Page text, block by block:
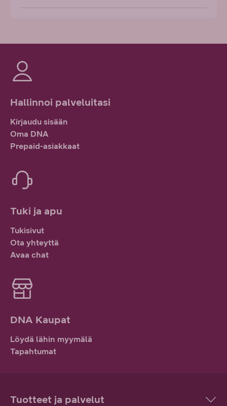
Hallinnoi palveluitasi
Kirjaudu sisään
Oma DNA
Prepaid-asiakkaat
Tuki ja apu
Tukisivut
Ota yhteyttä
Avaa chat
DNA Kaupat
Löydä lähin myymälä
Tapahtumat
Tuotteet ja palvelut